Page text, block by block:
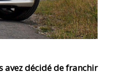
avez décidé de franchir